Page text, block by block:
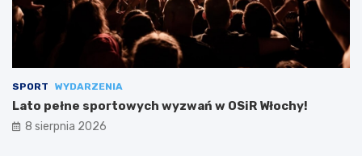
SPORT WYDARZENIA
Lato pełne sportowych wyzwań w OSiR Włochy!
8 sierpnia 2026